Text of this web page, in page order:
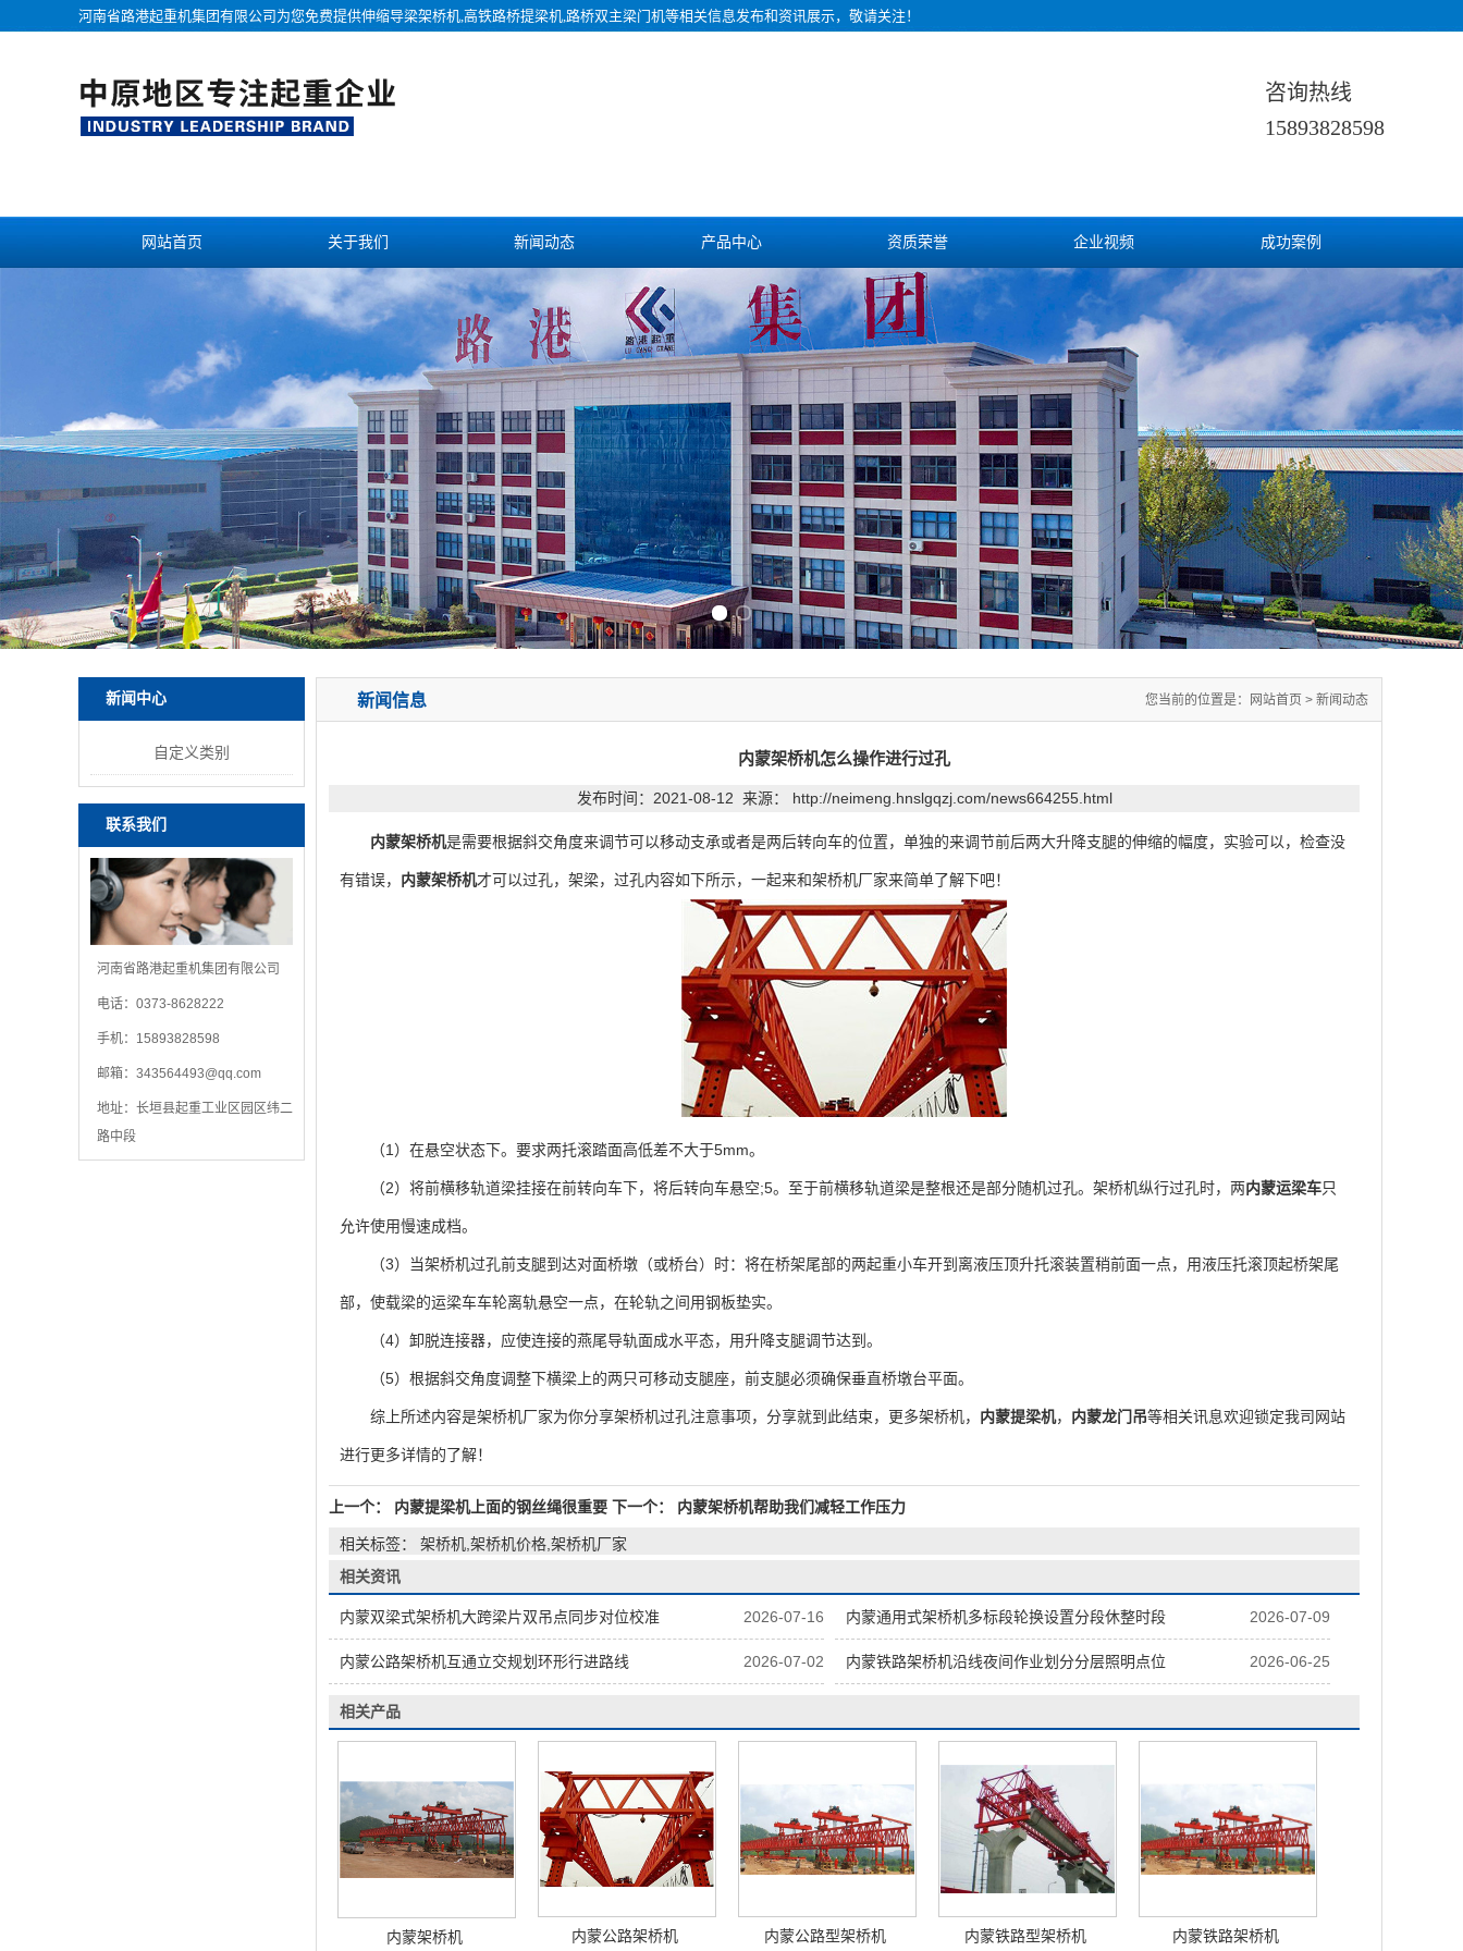
河南省路港起重机集团有限公司为您免费提供伸缩导梁架桥机,高铁路桥提梁机,路桥双主梁门机等相关信息发布和资讯展示，敬请关注！
咨询热线
15893828598
网站首页 关于我们 新闻动态 产品中心 资质荣誉 企业视频 成功案例
新闻中心
自定义类别
联系我们
河南省路港起重机集团有限公司
电话：0373-8628222
手机：15893828598
邮箱： 343564493@qq.com
地址：长垣县起重工业区园区纬二
路中段
新闻信息 您当前的位置是： 网站首页 > 新闻动态
内蒙架桥机怎么操作进行过孔
发布时间：2021-08-12 来源： http://neimeng.hnslgqzj.com/news664255.html
内蒙架桥机是需要根据斜交角度来调节可以移动支承或者是两后转向车的位置，单独的来调节前后两大升降支腿的伸缩的幅度，实验可以，检查没
有错误， 内蒙架桥机才可以过孔，架梁，过孔内容如下所示，一起来和架桥机厂家来简单了解下吧！
（1）在悬空状态下。要求两托滚踏面高低差不大于5mm。
（2）将前横移轨道梁挂接在前转向车下，将后转向车悬空;5。至于前横移轨道梁是整根还是部分随机过孔。架桥机纵行过孔时，两内蒙运梁车只
允许使用慢速成档。
（3）当架桥机过孔前支腿到达对面桥墩（或桥台）时：将在桥架尾部的两起重小车开到离液压顶升托滚装置稍前面一点，用液压托滚顶起桥架尾
部，使载梁的运梁车车轮离轨悬空一点，在轮轨之间用钢板垫实。
（4）卸脱连接器，应使连接的燕尾导轨面成水平态，用升降支腿调节达到。
（5）根据斜交角度调整下横梁上的两只可移动支腿座，前支腿必须确保垂直桥墩台平面。
综上所述内容是架桥机厂家为你分享架桥机过孔注意事项，分享就到此结束，更多架桥机， 内蒙提梁机， 内蒙龙门吊等相关讯息欢迎锁定我司网站
进行更多详情的了解！
上一个： 内蒙提梁机上面的钢丝绳很重要 下一个： 内蒙架桥机帮助我们减轻工作压力
相关标签： 架桥机,架桥机价格,架桥机厂家
相关资讯
2026-07-16
内蒙双梁式架桥机大跨梁片双吊点同步对位校准 2026-07-09
内蒙通用式架桥机多标段轮换设置分段休整时段
2026-07-02
内蒙公路架桥机互通立交规划环形行进路线 2026-06-25
内蒙铁路架桥机沿线夜间作业划分分层照明点位
相关产品
内蒙架桥机 内蒙公路架桥机 内蒙公路型架桥机 内蒙铁路型架桥机 内蒙铁路架桥机